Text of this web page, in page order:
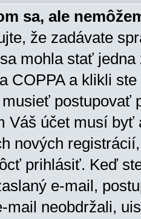
sa, ale
že zadávate
mohla stať
COPPA a klikli
postupovať
Váš účet musí
nových
prihlásiť. Keď
e-mail,
mail neobdržali,